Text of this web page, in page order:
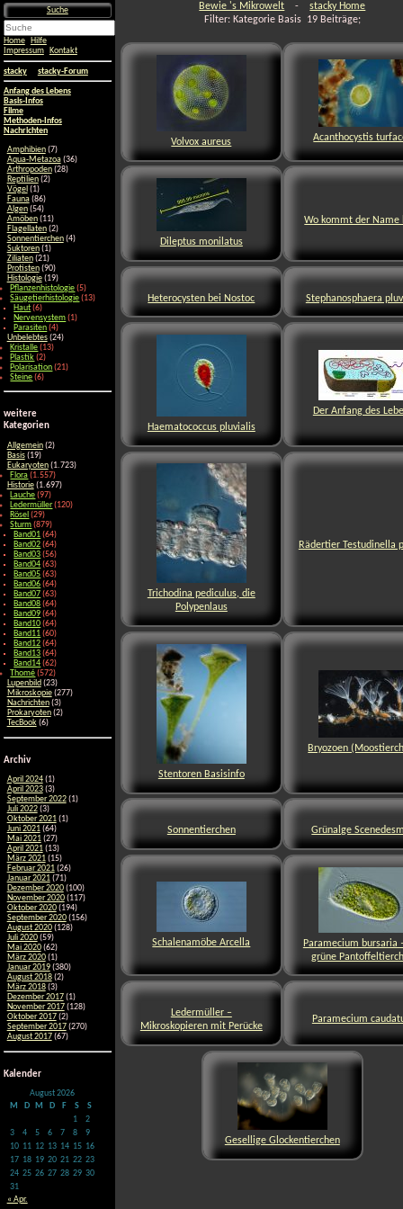
Suche
Home
Hilfe
Impressum
Kontakt
stacky stacky-Forum
Anfang des Lebens
Basis-Infos
Filme
Methoden-Infos
Nachrichten
Amphibien(7)
Aqua-Metazoa(36)
Arthropoden(28)
Reptilien(2)
Vögel (1)
Fauna(86)
Algen(54)
Amöben(11)
Flagellaten(2)
Sonnentierchen(4)
Suktoren(1)
Ziliaten(21)
Protisten(90)
Histologie(19)
Pflanzenhistologie (5)
Säugetierhistologie (13)
Haut (6)
Nervensystem (1)
Parasiten (4)
Unbelebtes(24)
Kristalle (13)
Plastik (2)
Polarisation (21)
Steine (6)
weitere
Kategorien
Allgemein(2)
Basis(19)
Eukaryoten(1.723)
Flora (1.557)
Historie(1.697)
Lauche (97)
Ledermüller(120)
Rösel (29)
Sturm (879)
Band01 (64)
Band02 (64)
Band03 (56)
Band04 (63)
Band05 (63)
Band06 (64)
Band07 (63)
Band08 (64)
Band09 (64)
Band10 (64)
Band11 (60)
Band12 (64)
Band13 (64)
Band14 (62)
Thomé (572)
Lupenbild (23)
Mikroskopie(277)
Nachrichten(3)
Prokaryoten(2)
TecBook(6)
Archiv
April 2024(1)
April 2023(3)
September 2022(1)
Juli 2022(3)
Oktober 2021(1)
Juni 2021(64)
Mai 2021(27)
April 2021(13)
März 2021(15)
Februar 2021(26)
Januar 2021(71)
Dezember 2020(100)
November 2020(117)
Oktober 2020(194)
September 2020(156)
August 2020(128)
Juli 2020(59)
Mai 2020(62)
März 2020(1)
Januar 2019(380)
August 2018(2)
März 2018(3)
Dezember 2017(1)
November 2017(128)
Oktober 2017(2)
September 2017(270)
August 2017(67)
Kalender
August 2026
M
D M D F S
S
1
2
3
4 5 6 7 8
9
10 11 12 13 14 15 16
17 18 19 20 21 22 23
24 25 26 27 28 29 30
31
« Apr.
Bewie 's Mikrowelt -stacky Home
Filter: Kategorie Basis 19 Beiträge;
Volvox aureus Acanthocystis
Dileptus monilatus
Wo kommt der Name
Heterocysten bei Nostoc Stephanosphaera
Haematococcus pluvialis
Der Anfang des
Trichodina pediculus, die
Polypenlaus
Rädertier Testudinella
Stentoren Basisinfo
Bryozoen
Sonnentierchen Grünalge
Schalenamöbe Arcella
Paramecium bursaria
grüne
Ledermüller –
Mikroskopieren mit Perücke
Paramecium
Gesellige Glockentierchen